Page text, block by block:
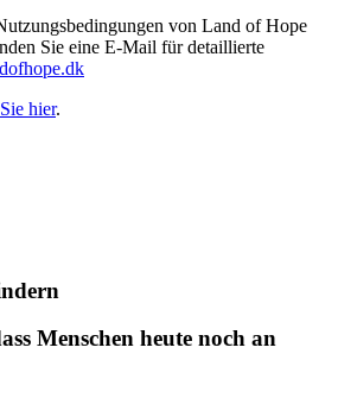
von Land of Hope
Sie eine E-Mail für detaillierte
hier.
Menschen heute noch an